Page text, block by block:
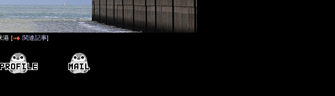
港 [ 関連記事]